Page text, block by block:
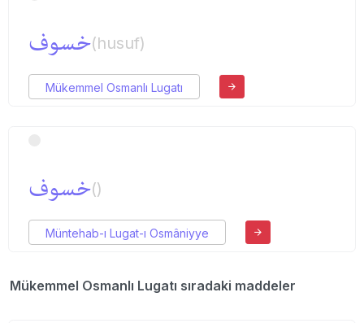
خسوف(husuf)
Mükemmel Osmanlı Lugatı
خسوف()
Müntehab-ı Lugat-ı Osmâniyye
Mükemmel Osmanlı Lugatı sıradaki maddeler